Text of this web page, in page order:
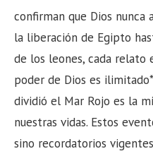
confirman que Dios nunca
la liberación de Egipto
de los leones, cada relato
poder de Dios es
dividió el Mar Rojo es la
nuestras vidas. Estos
sino recordatorios